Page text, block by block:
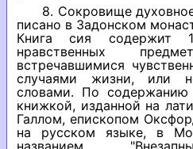
8. Сокровище
писано в Задонском
Книга сия содержит
нравственных
встречавшимися
случаями жизни, или
словами. По
книжкой, изданной на
Галлом, епископом
на русском языке, в
названием